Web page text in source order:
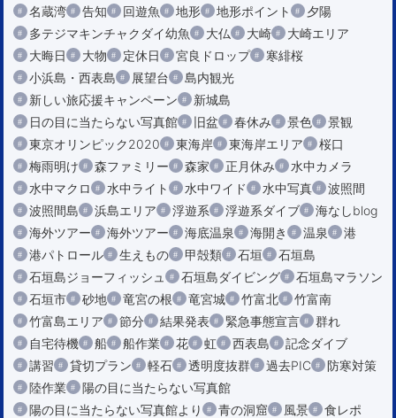
名蔵湾
告知 回遊魚 地形 地形ポイント
夕陽
多テジマキンチャクダイ幼魚
大仏 大崎
大崎エリア
大晦日
大物 定休日 宮良ドロップ
寒緋桜
小浜島・西表島
展望台
島内観光
新しい旅応援キャンペーン
新城島
日の目に当たらない写真館
旧盆 春休み 景色
景観
東京オリンピック2020
東海岸 東海岸エリア
桜口
梅雨明け
森ファミリー 森家 正月休み
水中カメラ
水中マクロ
水中ライト 水中ワイド 水中写真
波照間
波照間島
浜島エリア 浮遊系 浮遊系ダイブ
海なしblog
海外ツアー
海外ツアー 海底温泉 海開き 温泉
港
港パトロール
生えもの 甲殻類 石垣
石垣島
石垣島ジョーフィッシュ
石垣島ダイビング
石垣島マラソン
石垣市
砂地 竜宮の根 竜宮城 竹富北
竹富南
竹富島エリア
節分 結果発表 緊急事態宣言
群れ
自宅待機
船 船作業 花 虹 西表島
記念ダイブ
講習
貸切プラン 軽石 透明度抜群 過去PIC
防寒対策
陸作業
陽の目に当たらない写真館
陽の目に当たらない写真館より
青の洞窟 風景
食レポ